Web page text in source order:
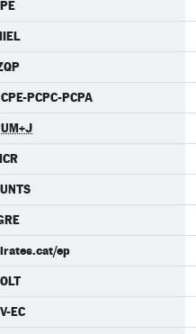
PCPC-PCPA
ep
EC